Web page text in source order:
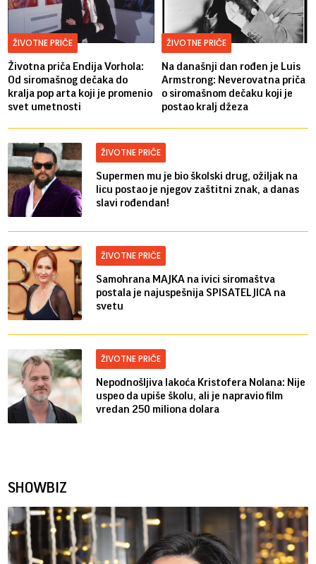
ŽIVOTNE PRIČE
Životna priča Endija Vorhola:
Od siromašnog dečaka do
kralja pop arta koji je promenio
svet umetnosti
ŽIVOTNE PRIČE
Na današnji dan rođen je Luis
Armstrong: Neverovatna priča
o siromašnom dečaku koji je
postao kralj džeza
ŽIVOTNE PRIČE
Supermen mu je bio školski drug, ožiljak na
licu postao je njegov zaštitni znak, a danas
slavi rođendan!
ŽIVOTNE PRIČE
Samohrana MAJKA na ivici siromaštva
postala je najuspešnija SPISATELJICA na
svetu
ŽIVOTNE PRIČE
Nepodnošljiva lakoća Kristofera Nolana: Nije
uspeo da upiše školu, ali je napravio film
vredan 250 miliona dolara
SHOWBIZ